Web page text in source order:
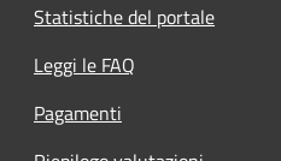
Statistiche del portale
Leggi le FAQ
Pagamenti